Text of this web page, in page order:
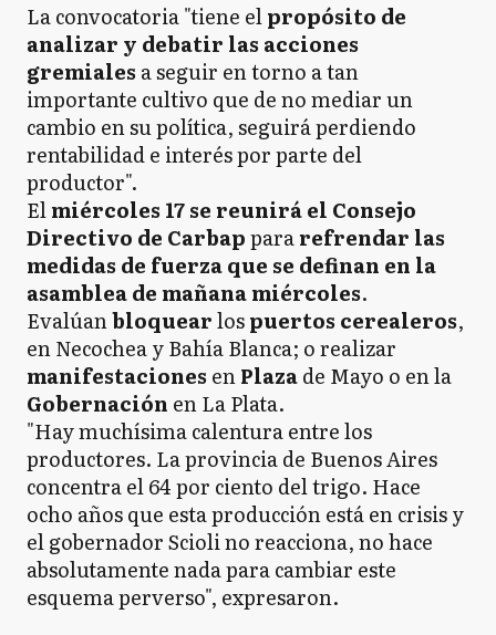
La convocatoria "tiene elpropósito de
analizar y debatir las acciones
gremiales a seguir en torno a tan
importante cultivo que de no mediar un
cambio en su política, seguirá perdiendo
rentabilidad e interés por parte del
productor".
Elmiércoles 17 se reunirá el Consejo
Directivo de Carbappararefrendar las
medidas de fuerza que se definan en la
asamblea de mañana miércoles.
Evalúanbloquearlospuertos cerealeros,
en Necochea y Bahía Blanca; o realizar
manifestaciones enPlazade Mayo o en la
Gobernación en La Plata.
"Hay muchísima calentura entre los
productores. La provincia de Buenos Aires
concentra el 64 por ciento del trigo. Hace
ocho años que esta producción está en crisis y
el gobernador Scioli no reacciona, no hace
absolutamente nada para cambiar este
esquema perverso", expresaron.